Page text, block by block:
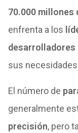
70.000 millones
enfrenta a los
desarrolladores
sus
El número de
generalmente
precisión, pero